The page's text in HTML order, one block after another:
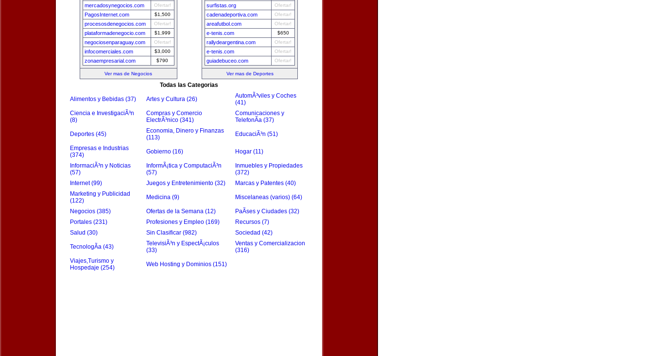
mercadosynegocios.com Ofertar!
PagosInternet.com $1,500
procesosdenegocios.com Ofertar!
plataformadenegocio.com $1,999
negociosenparaguay.com Ofertar!
infocomerciales.com $3,000
zonaempresarial.com $790
Ver mas de Negocios
surfistas.org Ofertar!
cadenadeportiva.com Ofertar!
areafutbol.com Ofertar!
e-tenis.com $650
rallydeargentina.com Ofertar!
e-tenis.com Ofertar!
guiadebuceo.com Ofertar!
Ver mas de Deportes
Todas las Categorias
Alimentos y Bebidas (37) Artes y Cultura (26)
AutomÃ³viles y Coches
(41)
Ciencia e InvestigaciÃ³n
(8)
Compras y Comercio
ElectrÃ³nico (341)
Comunicaciones y
TelefonÃ­a (37)
Deportes (45)
Economia, Dinero y Finanzas
(113)
EducaciÃ³n (51)
Empresas e Industrias
(374)
Gobierno (16) Hogar (11)
InformaciÃ³n y Noticias
(57)
InformÃ¡tica y ComputaciÃ³n
(57)
Inmuebles y Propiedades
(372)
Internet (99)
Juegos y Entretenimiento (32)
Marcas y Patentes (40)
Marketing y Publicidad
(122)
Medicina (9) Miscelaneas (varios) (64)
Negocios (385) Ofertas de la Semana (12)
PaÃ­ses y Ciudades (32)
Portales (231)
Profesiones y Empleo (169)
Recursos (7)
Salud (30)
Sin Clasificar (982) Sociedad (42)
TecnologÃ­a (43)
TelevisiÃ³n y EspectÃ¡culos
(33)
Ventas y Comercializacion
(316)
Viajes,Turismo y
Hospedaje (254)
Web Hosting y Dominios (151)